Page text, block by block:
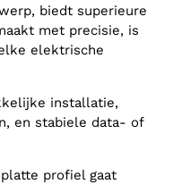
biedt superieure
met precisie, is
elektrische
installatie,
en stabiele data- of
profiel gaat